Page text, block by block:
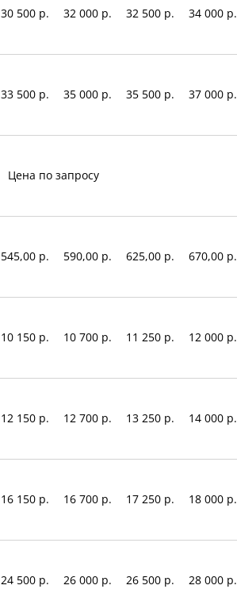
30 500 р. 32 000 р. 32 500 р. 34 000 р.
33 500 р. 35 000 р. 35 500 р. 37 000 р.
Цена по запросу
545,00 р. 590,00 р. 625,00 р. 670,00 р.
10 150 р. 10 700 р. 11 250 р. 12 000 р.
12 150 р. 12 700 р. 13 250 р. 14 000 р.
16 150 р. 16 700 р. 17 250 р. 18 000 р.
24 500 р. 26 000 р. 26 500 р. 28 000 р.